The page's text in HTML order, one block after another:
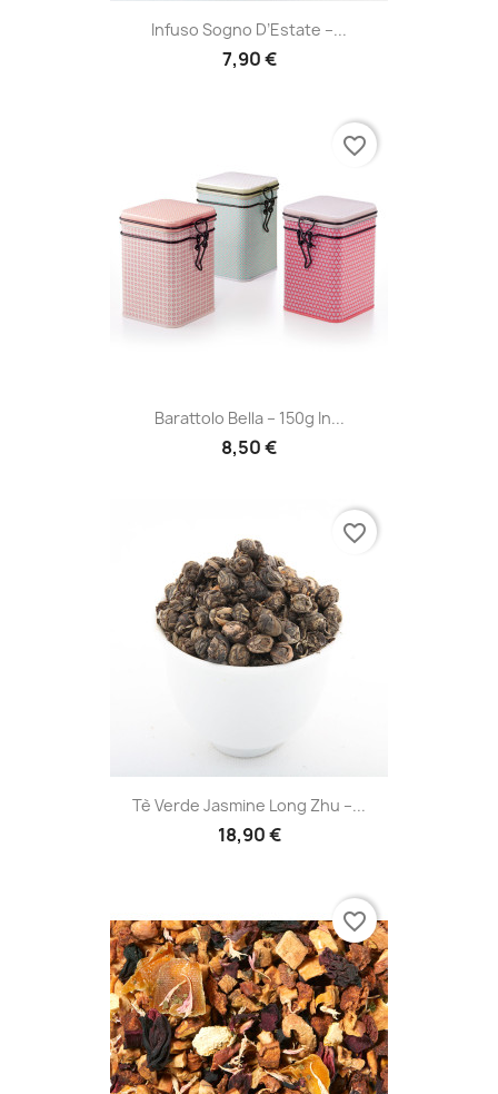
Infuso Sogno D’Estate –...
7,90 €
Barattolo Bella – 150g In...
8,50 €
favorite_border
Tè Verde Jasmine Long Zhu –...
18,90 €
favorite_border
favorite_border